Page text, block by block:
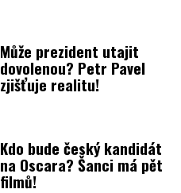
Může prezident utajit
dovolenou? Petr Pavel
zjišťuje realitu!
Kdo bude český kandidát
na Oscara? Šanci má pět
filmů!